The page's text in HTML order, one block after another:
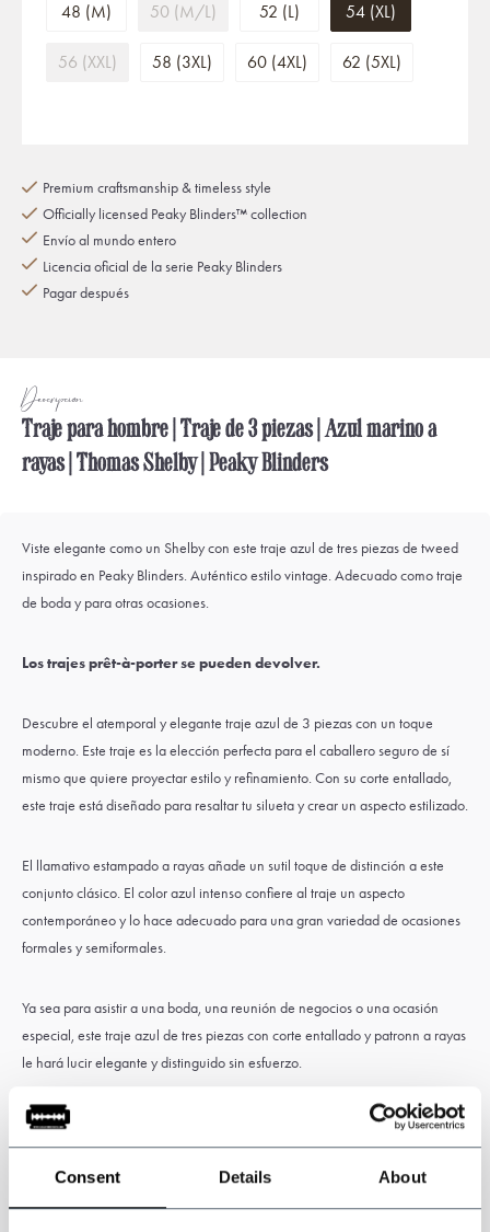
Consent Details About
48 (M) 50 (M/L) 52 (L) 54 (XL)
56 (XXL) 58 (3XL) 60 (4XL) 62 (5XL)
Premium craftsmanship & timeless style
Officially licensed Peaky Blinders™ collection
Envío al mundo entero
Licencia oficial de la serie Peaky Blinders
Pagar después
Descripción
Traje para hombre | Traje de 3 piezas | Azul marino a
rayas | Thomas Shelby | Peaky Blinders
Viste elegante como un Shelby con este traje azul de tres piezas de tweed
inspirado en Peaky Blinders. Auténtico estilo vintage. Adecuado como traje
de boda y para otras ocasiones.
Los trajes prêt-à-porter se pueden devolver.
Descubre el atemporal y elegante traje azul de 3 piezas con un toque
moderno. Este traje es la elección perfecta para el caballero seguro de sí
mismo que quiere proyectar estilo y refinamiento. Con su corte entallado,
este traje está diseñado para resaltar tu silueta y crear un aspecto estilizado.
El llamativo estampado a rayas añade un sutil toque de distinción a este
conjunto clásico. El color azul intenso confiere al traje un aspecto
contemporáneo y lo hace adecuado para una gran variedad de ocasiones
formales y semiformales.
Ya sea para asistir a una boda, una reunión de negocios o una ocasión
especial, este traje azul de tres piezas con corte entallado y patronn a rayas
le hará lucir elegante y distinguido sin esfuerzo.
Entonces, si estás buscando un traje inspirado en Peaky Blinders que te
transporte a la elegante década de 1920, echa un vistazo a nuestra
colección y elige nuestro hermoso traje de tweed azul. Con nuestro traje,
sin duda harás una declaración y lucirás impecable en cualquier ocasión.